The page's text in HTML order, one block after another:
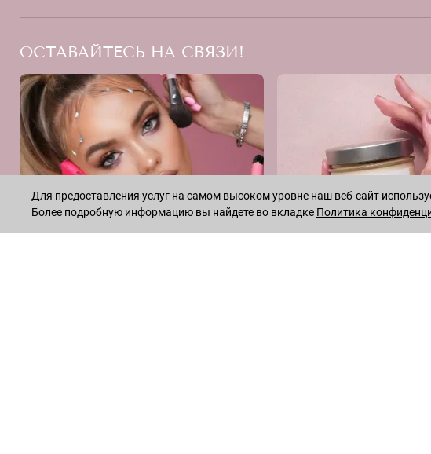
ОСТАВАЙТЕСЬ НА СВЯЗИ!
Для предоставления услуг на самом высоком уровне наш веб-сайт
Более подробную информацию вы найдете во вкладке Политика